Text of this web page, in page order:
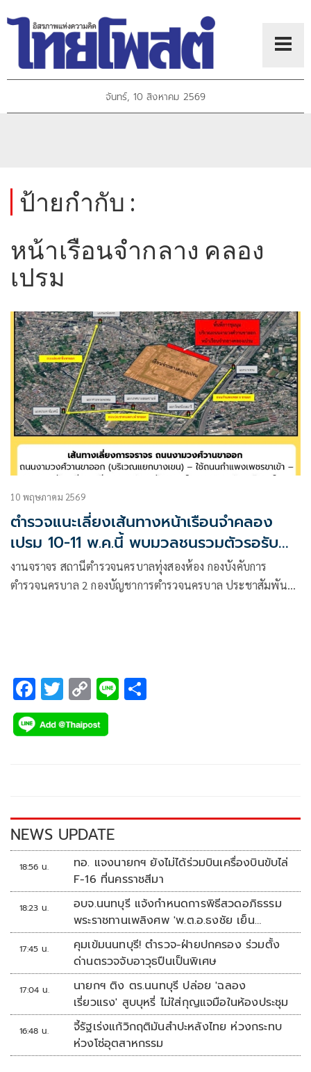
จันทร์, 10 สิงหาคม 2569
ป้ายกำกับ :
หน้าเรือนจำกลาง คลอง
เปรม
10 พฤษภาคม 2569
ตำรวจแนะเลี่ยงเส้นทางหน้าเรือนจำคลอง
เปรม 10-11 พ.ค.นี้ พบมวลชนรวมตัวรอรับ
‘ทักษิณ’
งานจราจร สถานีตำรวจนครบาลทุ่งสองห้อง กองบังคับการ
ตำรวจนครบาล 2 กองบัญชาการตำรวจนครบาล ประชาสัมพันธ์
F
ac
e
k
T
wi
tt
C
o
p
k
Li
NEWS UPDATE
18:56 น.
ทอ. แจงนายกฯ ยังไม่ได้ร่วมบินเครื่องบินขับไล่
F-16 ที่นครราชสีมา
18:23 น.
อบจ.นนทบุรี แจ้งกำหนดการพิธีสวดอภิธรรม
พระราชทานเพลิงศพ 'พ.ต.อ.ธงชัย เย็น
ประเสริฐ'
17:45 น.
คุมเข้มนนทบุรี! ตำรวจ-ฝ่ายปกครอง ร่วมตั้ง
ด่านตรวจจับอาวุธปืนเป็นพิเศษ
17:04 น.
นายกฯ ติง ตร.นนทบุรี ปล่อย 'ฉลอง
เรี่ยวแรง' สูบบุหรี่ ไม่ใส่กุญแจมือในห้องประชุม
16:48 น.
จี้รัฐเร่งแก้วิกฤติมันสำปะหลังไทย ห่วงกระทบ
ห่วงโซ่อุตสาหกรรม